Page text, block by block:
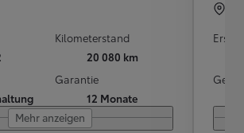
Kilometerstand
20 080 km
Garantie
12 Monate
Mehr anzeigen